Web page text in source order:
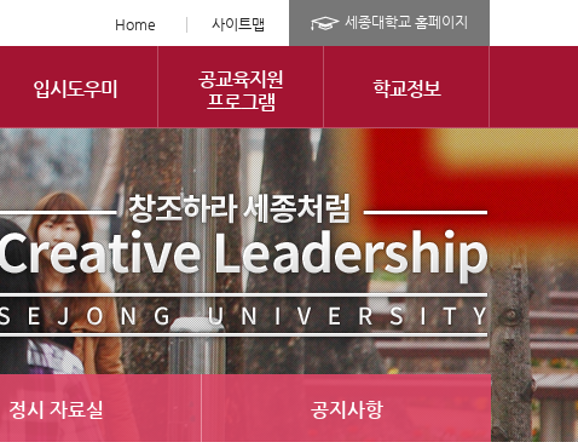
Home 사이트맵 세종대학교 홈페이지
입시도우미
공교육지원
프로그램
학교정보
정시 자료실 공지사항